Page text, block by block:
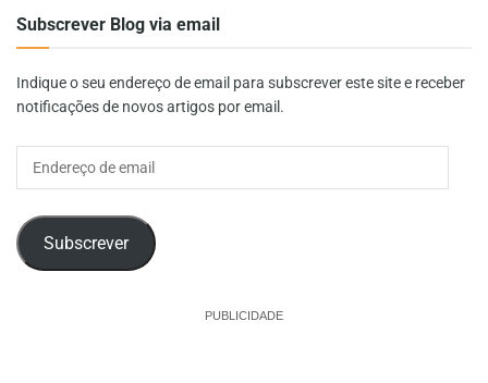
Subscrever Blog via email
Indique o seu endereço de email para subscrever este site e receber
notificações de novos artigos por email.
Subscrever
PUBLICIDADE